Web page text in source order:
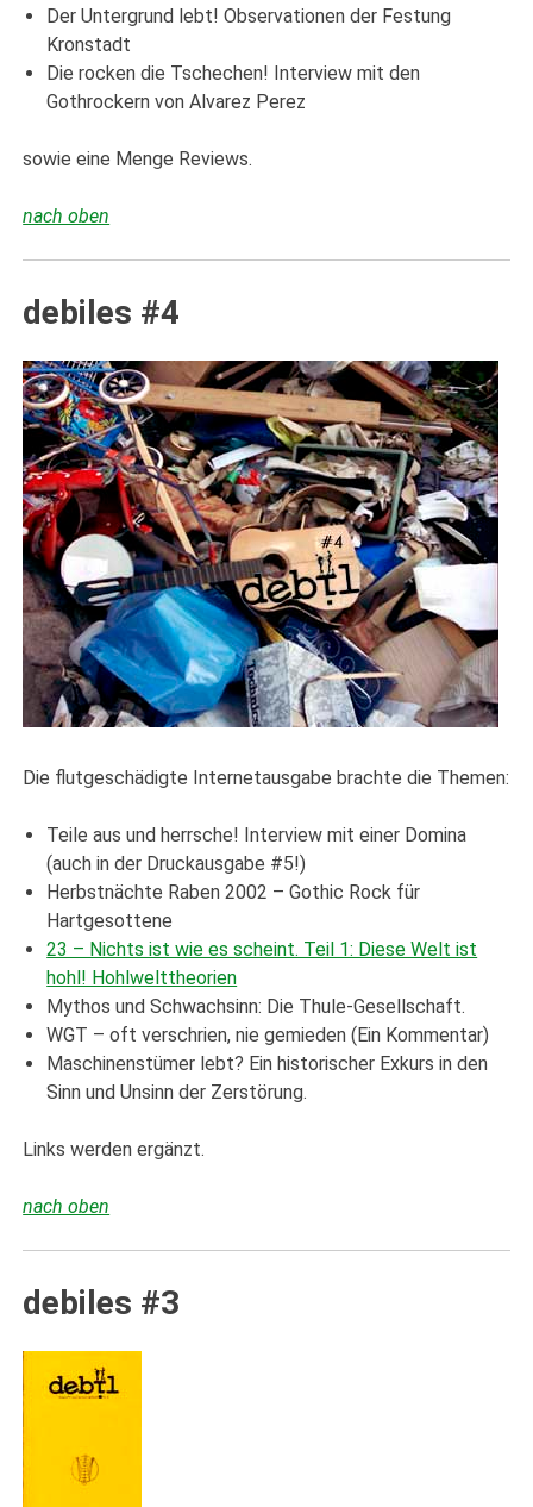
Der Untergrund lebt! Observationen der Festung
Kronstadt
Die rocken die Tschechen! Interview mit den
Gothrockern von Alvarez Perez
sowie eine Menge Reviews.
nach oben
debiles #4
Die flutgeschädigte Internetausgabe brachte die Themen:
Teile aus und herrsche! Interview mit einer Domina
(auch in der Druckausgabe #5!)
Herbstnächte Raben 2002 – Gothic Rock für
Hartgesottene
23 – Nichts ist wie es scheint. Teil 1: Diese Welt ist
hohl! Hohlwelttheorien
Mythos und Schwachsinn: Die Thule-Gesellschaft.
WGT – oft verschrien, nie gemieden (Ein Kommentar)
Maschinenstümer lebt? Ein historischer Exkurs in den
Sinn und Unsinn der Zerstörung.
Links werden ergänzt.
nach oben
debiles #3